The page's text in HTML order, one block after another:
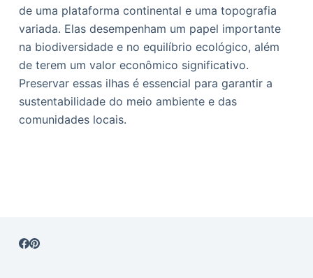
de uma plataforma continental e uma topografia
variada. Elas desempenham um papel importante
na biodiversidade e no equilíbrio ecológico, além
de terem um valor econômico significativo.
Preservar essas ilhas é essencial para garantir a
sustentabilidade do meio ambiente e das
comunidades locais.